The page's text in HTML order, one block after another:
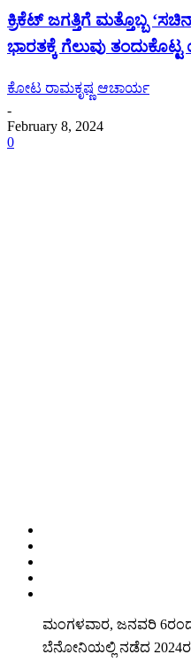
ಕ್ರಿಕೆಟ್ ಜಗತ್ತಿಗೆ ಮತ್ತೊಬ್ಬ
ಭಾರತಕ್ಕೆ ಗೆಲುವು
ಕೋಟ ರಾಮಕೃಷ್ಣ ಆಚಾರ್ಯ
-
February 8, 2024
0
ಮಂಗಳವಾರ, ಜನವರಿ
ಬೆನೋನಿಯಲ್ಲಿ ನಡೆದ